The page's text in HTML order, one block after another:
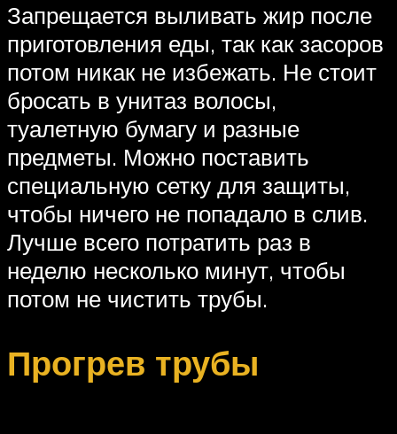
Запрещается выливать жир после
приготовления еды, так как засоров
потом никак не избежать. Не стоит
бросать в унитаз волосы,
туалетную бумагу и разные
предметы. Можно поставить
специальную сетку для защиты,
чтобы ничего не попадало в слив.
Лучше всего потратить раз в
неделю несколько минут, чтобы
потом не чистить трубы.
Прогрев трубы